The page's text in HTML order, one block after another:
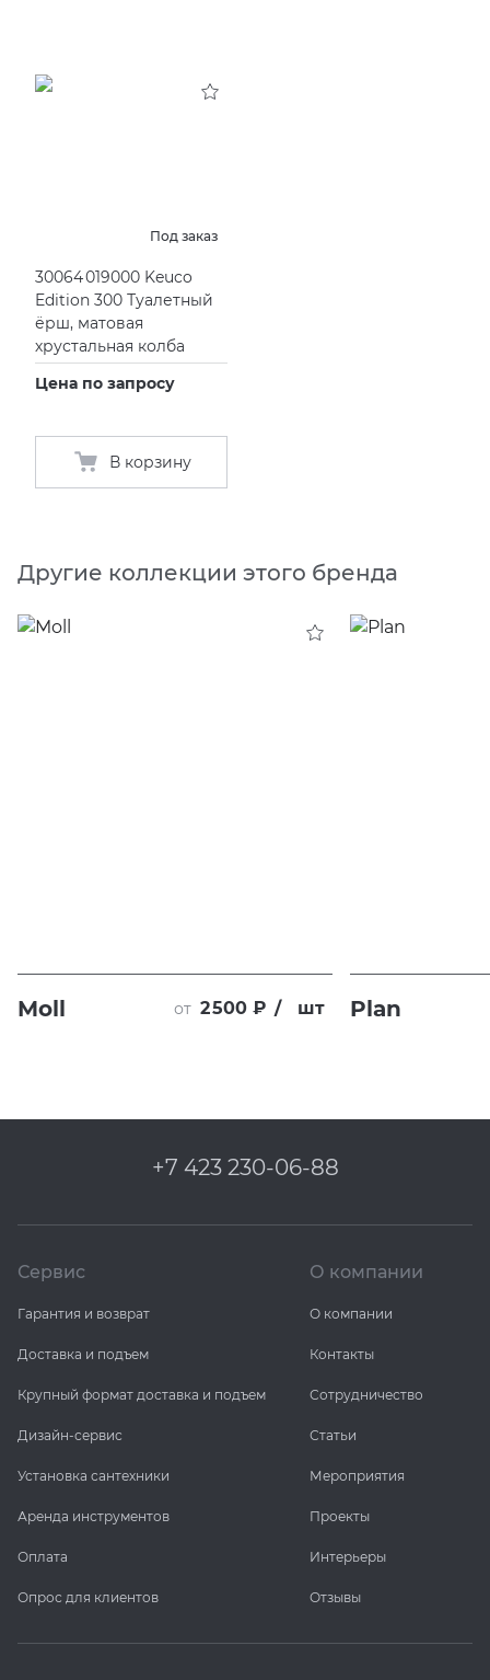
Под заказ
30064 019000 Keuco
Edition 300 Туалетный
ёрш, матовая
хрустальная колба
Цена по запросу
В корзину
Другие коллекции этого бренда
Moll от 2 500 ₽ / шт Plan
+7 423 230-06-88
Сервис
Гарантия и возврат
Доставка и подъем
Крупный формат доставка и подъем
Дизайн-сервис
Установка сантехники
Аренда инструментов
Оплата
Опрос для клиентов
О компании
О компании
Контакты
Сотрудничество
Статьи
Мероприятия
Проекты
Интерьеры
Отзывы